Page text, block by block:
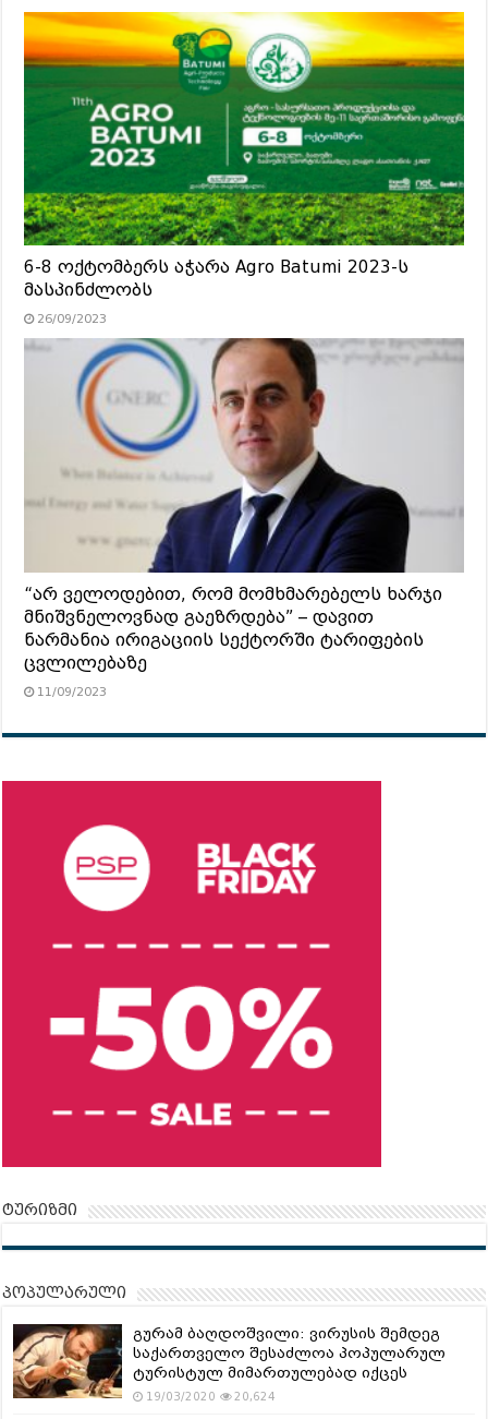
6-8 ოქტომბერს აჭარა Agro Batumi 2023-ს
მასპინძლობს
26/09/2023
“არ ველოდებით, რომ მომხმარებელს ხარჯი
მნიშვნელოვნად გაეზრდება” – დავით
ნარმანია ირიგაციის სექტორში ტარიფების
ცვლილებაზე
11/09/2023
ტურიზმი
პოპულარული
გურამ ბაღდოშვილი: ვირუსის შემდეგ
საქართველო შესაძლოა პოპულარულ
ტურისტულ მიმართულებად იქცეს
19/03/2020 20,624